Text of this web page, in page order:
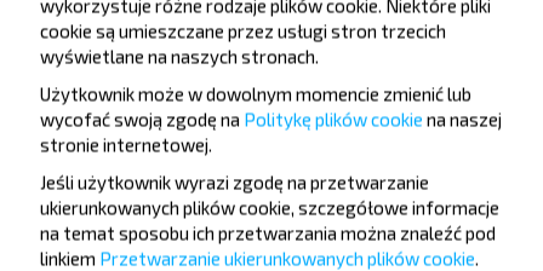
Grodno
Chcesz
podróżować
taniej?
wykorzystuje różne rodzaje plików cookie. Niektóre pliki
cookie są umieszczane przez usługi stron trzecich
wyświetlane na naszych stronach.
Użytkownik może w dowolnym momencie zmienić lub
wycofać swoją zgodę na Politykę plików cookie na naszej
stronie internetowej.
Jeśli użytkownik wyrazi zgodę na przetwarzanie
ukierunkowanych plików cookie, szczegółowe informacje
na temat sposobu ich przetwarzania można znaleźć pod
linkiem Przetwarzanie ukierunkowanych plików cookie.